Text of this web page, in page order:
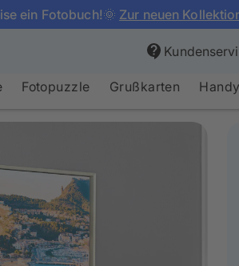
ein Fotobuch!🌞 Zur neuen
Fotopuzzle Grußkarten